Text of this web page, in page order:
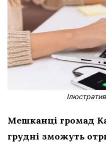
Мешканці громад
грудні зможуть